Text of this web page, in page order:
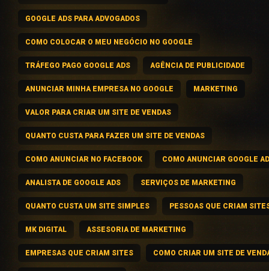
GOOGLE ADS PARA ADVOGADOS
COMO COLOCAR O MEU NEGÓCIO NO GOOGLE
TRÁFEGO PAGO GOOGLE ADS AGÊNCIA DE PUBLICIDADE
ANUNCIAR MINHA EMPRESA NO GOOGLE MARKETING
VALOR PARA CRIAR UM SITE DE VENDAS
QUANTO CUSTA PARA FAZER UM SITE DE VENDAS
COMO ANUNCIAR NO FACEBOOK COMO ANUNCIAR GOOGLE
ANALISTA DE GOOGLE ADS SERVIÇOS DE MARKETING
QUANTO CUSTA UM SITE SIMPLES PESSOAS QUE CRIAM
MK DIGITAL ASSESORIA DE MARKETING
EMPRESAS QUE CRIAM SITES COMO CRIAR UM SITE DE